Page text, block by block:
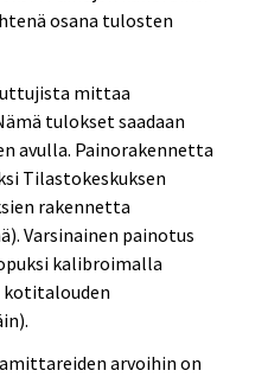
osana tulosten
mittaa
tulokset saadaan
avulla. Painorakennetta
Tilastokeskuksen
rakennetta
Varsinainen painotus
kalibroimalla
kotitalouden
arvoihin on